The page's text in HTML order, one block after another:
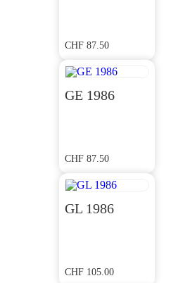
CHF 87.50
GE 1986
CHF 87.50
GL 1986
CHF 105.00